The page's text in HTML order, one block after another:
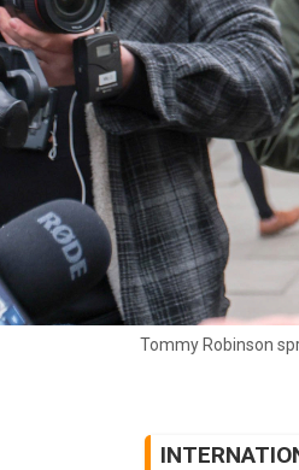
Tommy Robinson